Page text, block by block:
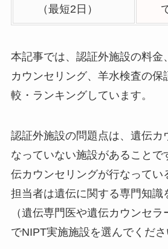
（最短2日）
本記事では、認証外施設の料金
カウンセリング、羊水検査の保
較・ランキングしています。
認証外施設の問題点は、遺伝カ
なっていない施設があること で
伝カウンセリングが行なってい
担当者は遺伝に関する専門知識
（遺伝専門医や遺伝カウンセ
でNIPT実施施設を選んでくださ